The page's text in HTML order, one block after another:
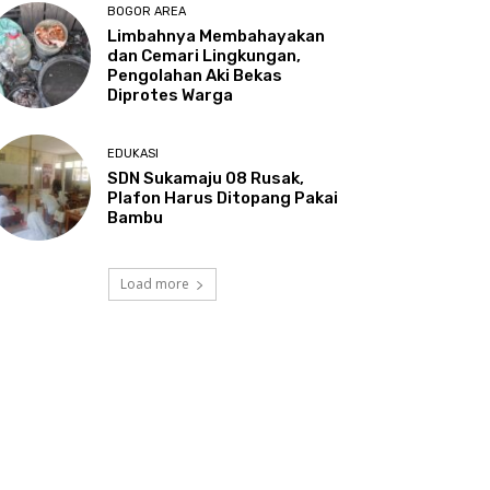
BOGOR AREA
Limbahnya Membahayakan
dan Cemari Lingkungan,
Pengolahan Aki Bekas
Diprotes Warga
EDUKASI
SDN Sukamaju 08 Rusak,
Plafon Harus Ditopang Pakai
Bambu
Load more